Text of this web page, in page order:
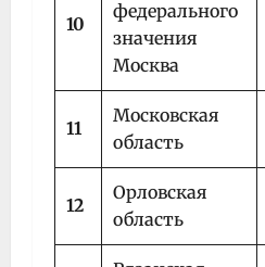
10
федерального
значения
Москва
11
Московская
область
12
Орловская
область